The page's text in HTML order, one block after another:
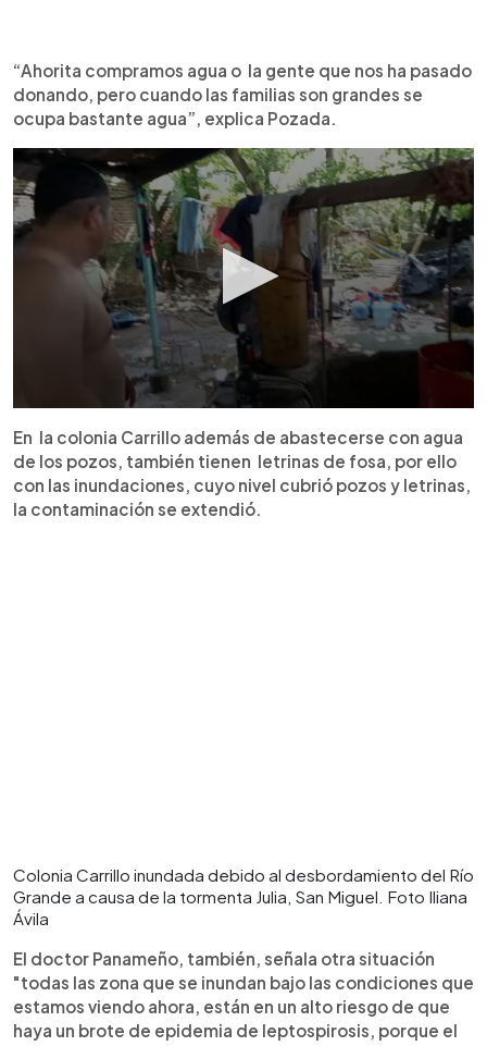
“Ahorita compramos agua o la gente que nos ha pasado
donando, pero cuando las familias son grandes se
ocupa bastante agua”, explica Pozada.
En la colonia Carrillo además de abastecerse con agua
de los pozos, también tienen letrinas de fosa, por ello
con las inundaciones, cuyo nivel cubrió pozos y letrinas,
la contaminación se extendió.
Colonia Carrillo inundada debido al desbordamiento del Río
Grande a causa de la tormenta Julia, San Miguel. Foto Iliana
Ávila
El doctor Panameño, también, señala otra situación
"todas las zona que se inundan bajo las condiciones que
estamos viendo ahora, están en un alto riesgo de que
haya un brote de epidemia de leptospirosis, porque el